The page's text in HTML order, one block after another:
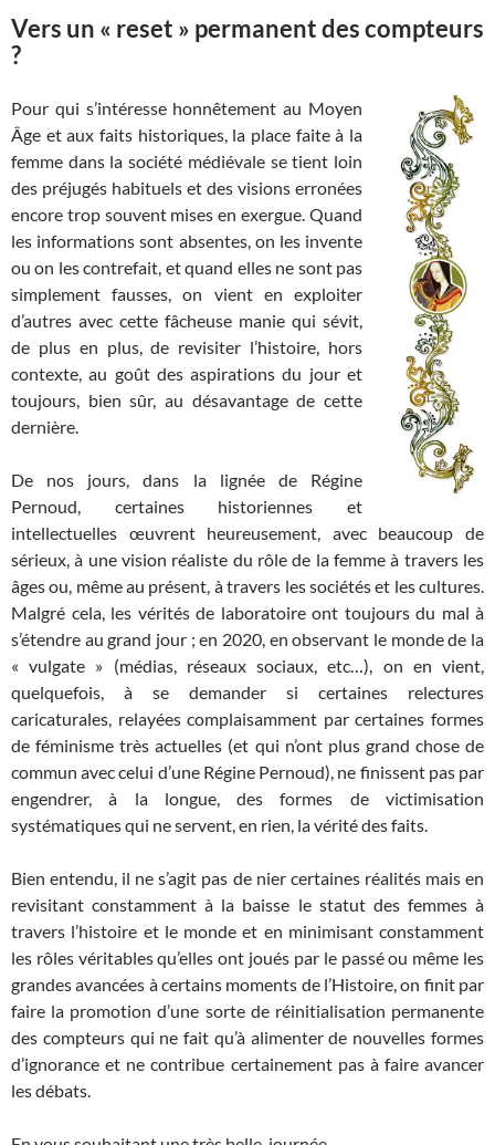
Vers un « reset » permanent des compteurs
?
Pour qui s’intéresse honnêtement au Moyen
Âge et aux faits historiques, la place faite à la
femme dans la société médiévale se tient loin
des préjugés habituels et des visions erronées
encore trop souvent mises en exergue. Quand
les informations sont absentes, on les invente
ou on les contrefait, et quand elles ne sont pas
simplement fausses, on vient en exploiter
d’autres avec cette fâcheuse manie qui sévit,
de plus en plus, de revisiter l’histoire, hors
contexte, au goût des aspirations du jour et
toujours, bien sûr, au désavantage de cette
dernière.
De nos jours, dans la lignée de Régine
Pernoud, certaines historiennes et
intellectuelles œuvrent heureusement, avec beaucoup de
sérieux, à une vision réaliste du rôle de la femme à travers les
âges ou, même au présent, à travers les sociétés et les cultures.
Malgré cela, les vérités de laboratoire ont toujours du mal à
s’étendre au grand jour ; en 2020, en observant le monde de la
« vulgate » (médias, réseaux sociaux, etc…), on en vient,
quelquefois, à se demander si certaines relectures
caricaturales, relayées complaisamment par certaines formes
de féminisme très actuelles (et qui n’ont plus grand chose de
commun avec celui d’une Régine Pernoud), ne finissent pas par
engendrer, à la longue, des formes de victimisation
systématiques qui ne servent, en rien, la vérité des faits.
Bien entendu, il ne s’agit pas de nier certaines réalités mais en
revisitant constamment à la baisse le statut des femmes à
travers l’histoire et le monde et en minimisant constamment
les rôles véritables qu’elles ont joués par le passé ou même les
grandes avancées à certains moments de l’Histoire, on finit par
faire la promotion d’une sorte de réinitialisation permanente
des compteurs qui ne fait qu’à alimenter de nouvelles formes
d’ignorance et ne contribue certainement pas à faire avancer
les débats.